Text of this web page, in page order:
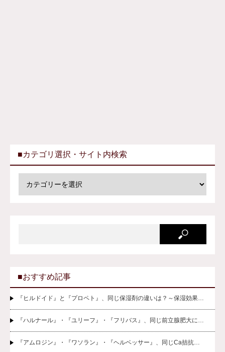
■カテゴリ選択・サイト内検索
■おすすめ記事
『ヒルドイド』と『プロペト』、同じ保湿剤の違いは？～保湿効果…
『ハルナール』・『ユリーフ』・『フリバス』、同じ前立腺肥大に…
『アムロジン』・『ワソラン』・『ヘルベッサー』、同じCa拮抗…